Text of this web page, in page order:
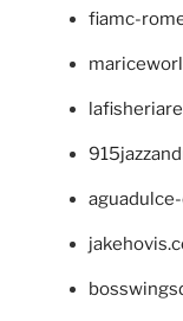
fiamc-